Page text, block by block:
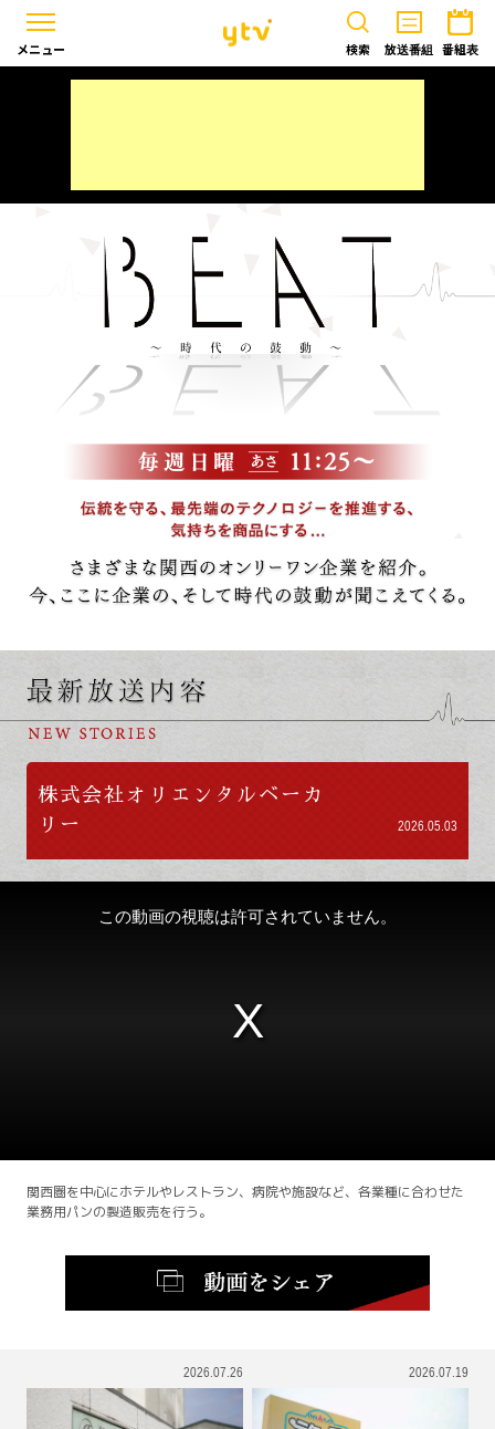
検索 放送番組 番組表
メニュー
株式会社オリエンタルベーカ
リー
2026.05.03
この動画の視聴は許可されていません。
関西圏を中心にホテルやレストラン、病院や施設など、各業種に合わせた
業務用パンの製造販売を行う。
2026.07.26 2026.07.19